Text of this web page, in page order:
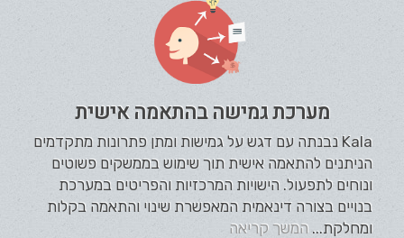
מערכת גמישה בהתאמה אישית
Kala נבנתה עם דגש על גמישות ומתן פתרונות מתקדמים
הניתנים להתאמה אישית תוך שימוש בממשקים פשוטים
ונוחים לתפעול. הישויות המרכזיות והפריטים במערכת
בנויים בצורה דינאמית המאפשרת שינוי והתאמה בקלות
ומחלקת... המשך קריאה